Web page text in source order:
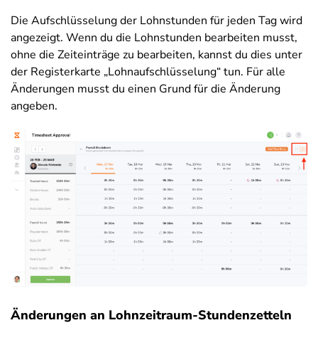
Die Aufschlüsselung der Lohnstunden für jeden Tag wird
angezeigt. Wenn du die Lohnstunden bearbeiten musst,
ohne die Zeiteinträge zu bearbeiten, kannst du dies unter
der Registerkarte „Lohnaufschlüsselung“ tun. Für alle
Änderungen musst du einen Grund für die Änderung
angeben.
Änderungen an Lohnzeitraum-Stundenzetteln